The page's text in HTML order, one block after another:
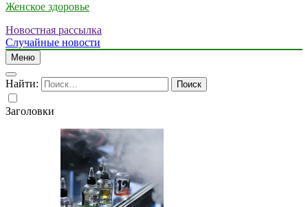
Женское здоровье
Новостная рассылка
Случайные новости
Меню
Найти:
Заголовки